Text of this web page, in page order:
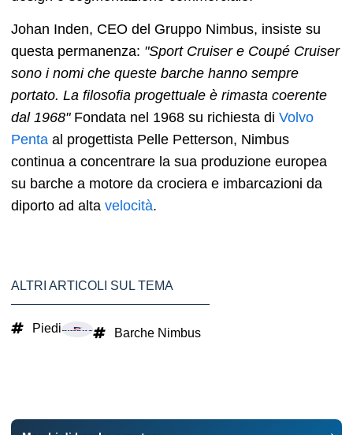
Johan Inden, CEO del Gruppo Nimbus, insiste su
questa permanenza: "Sport Cruiser e Coupé Cruiser
sono i nomi che queste barche hanno sempre
portato. La filosofia progettuale è rimasta coerente
dal 1968" Fondata nel 1968 su richiesta di Volvo
Penta al progettista Pelle Petterson, Nimbus
continua a concentrare la sua produzione europea
su barche a motore da crociera e imbarcazioni da
diporto ad alta velocità.
ALTRI ARTICOLI SUL TEMA
Piedi Barche Nimbus